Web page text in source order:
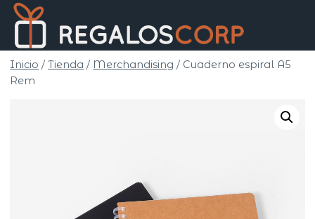
Saltar
contenido
Inicio / Tienda / Merchandising / Cuaderno espiral A5
Rem